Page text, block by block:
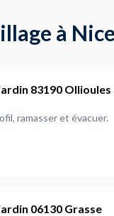
à Nice
83190 Ollioules
ramasser et évacuer.
06130 Grasse